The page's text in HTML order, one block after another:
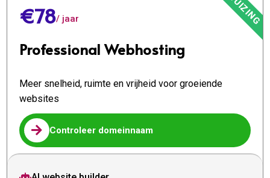
€78/ jaar
Professional Webhosting
Meer snelheid, ruimte en vrijheid voor groeiende
websites
 Controleer domeinnaam